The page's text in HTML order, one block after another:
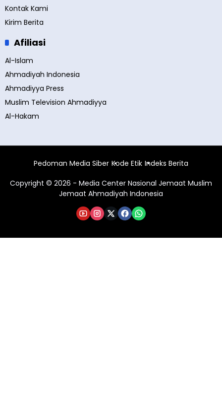
Kontak Kami
Kirim Berita
Afiliasi
Al-Islam
Ahmadiyah Indonesia
Ahmadiyya Press
Muslim Television Ahmadiyya
Al-Hakam
Pedoman Media Siber Kode Etik Indeks Berita
Copyright © 2026 - Media Center Nasional Jemaat Muslim
Jemaat Ahmadiyah Indonesia